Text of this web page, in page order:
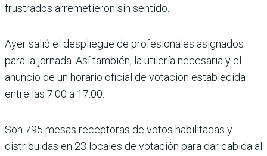
frustrados arremetieron sin sentido.
Ayer salió el despliegue de profesionales asignados
para la jornada. Así también, la utilería necesaria y el
anuncio de un horario oficial de votación establecida
entre las 7:00 a 17:00.
Son 795 mesas receptoras de votos habilitadas y
distribuidas en 23 locales de votación para dar cabida al